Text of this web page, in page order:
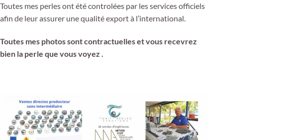
Toutes mes perles ont été controlées par les services officiels
afin de leur assurer une qualité export à l’international.
Toutes mes photos sont contractuelles et vous recevrez
bien la perle que vous voyez .